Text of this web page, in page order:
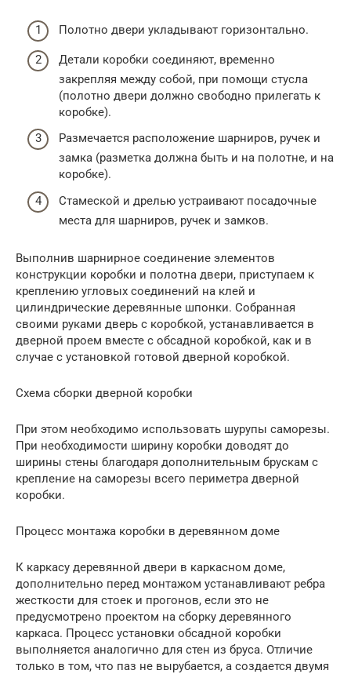
Полотно двери укладывают горизонтально.
Детали коробки соединяют, временно
закрепляя между собой, при помощи стусла
(полотно двери должно свободно прилегать к
коробке).
Размечается расположение шарниров, ручек и
замка (разметка должна быть и на полотне, и на
коробке).
Стамеской и дрелью устраивают посадочные
места для шарниров, ручек и замков.
Выполнив шарнирное соединение элементов
конструкции коробки и полотна двери, приступаем к
креплению угловых соединений на клей и
цилиндрические деревянные шпонки. Собранная
своими руками дверь с коробкой, устанавливается в
дверной проем вместе с обсадной коробкой, как и в
случае с установкой готовой дверной коробкой.
Схема сборки дверной коробки
При этом необходимо использовать шурупы саморезы.
При необходимости ширину коробки доводят до
ширины стены благодаря дополнительным брускам с
крепление на саморезы всего периметра дверной
коробки.
Процесс монтажа коробки в деревянном доме
К каркасу деревянной двери в каркасном доме,
дополнительно перед монтажом устанавливают ребра
жесткости для стоек и прогонов, если это не
предусмотрено проектом на сборку деревянного
каркаса. Процесс установки обсадной коробки
выполняется аналогично для стен из бруса. Отличие
только в том, что паз не вырубается, а создается двумя